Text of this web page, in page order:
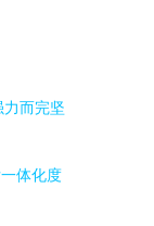
而完坚
体化度